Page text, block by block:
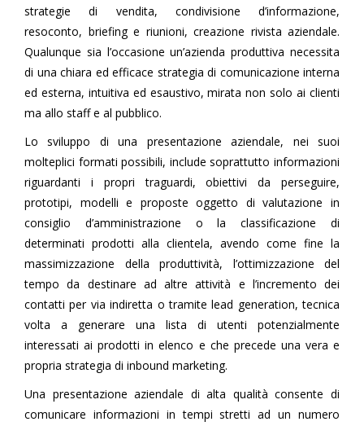
strategie di vendita, condivisione d’informazione,
resoconto, briefing e riunioni, creazione rivista aziendale.
Qualunque sia l’occasione un’azienda produttiva necessita
di una chiara ed efficace strategia di comunicazione interna
ed esterna, intuitiva ed esaustivo, mirata non solo ai clienti
ma allo staff e al pubblico.
Lo sviluppo di una presentazione aziendale, nei suoi
molteplici formati possibili, include soprattutto informazioni
riguardanti i propri traguardi, obiettivi da perseguire,
prototipi, modelli e proposte oggetto di valutazione in
consiglio d’amministrazione o la classificazione di
determinati prodotti alla clientela, avendo come fine la
massimizzazione della produttività, l’ottimizzazione del
tempo da destinare ad altre attività e l’incremento dei
contatti per via indiretta o tramite lead generation, tecnica
volta a generare una lista di utenti potenzialmente
interessati ai prodotti in elenco e che precede una vera e
propria strategia di inbound marketing.
Una presentazione aziendale di alta qualità consente di
comunicare informazioni in tempi stretti ad un numero